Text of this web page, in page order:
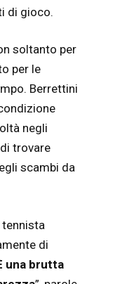
di gioco.
soltanto per
per le
Berrettini
negli
trovare
scambi da
di
una brutta